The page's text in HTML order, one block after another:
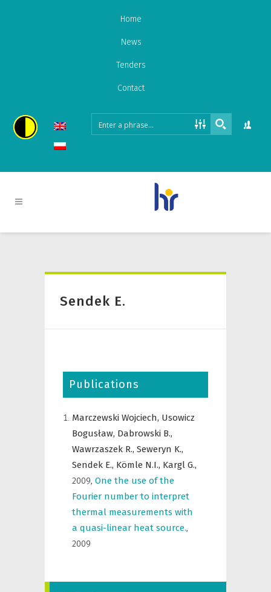
Home
News
Tenders
Contact
Sendek E.
Publications
Marczewski Wojciech, Usowicz
Bogusław, Dabrowski B.,
Wawrzaszek R., Seweryn K.,
Sendek E., Kömle N.I., Kargl G.,
2009, One the use of the
Fourier number to interpret
thermal measurements with
a quasi-linear heat source.,
2009